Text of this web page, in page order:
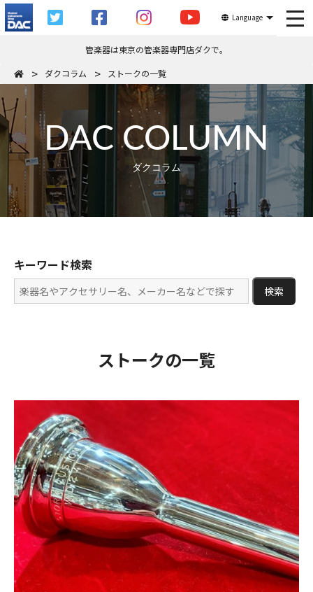
Language
管楽器は東京の管楽器専門店ダクで。
ダクコラム
ストークの一覧
DAC COLUMN
ダクコラム
キーワード検索
検索
ストークの一覧